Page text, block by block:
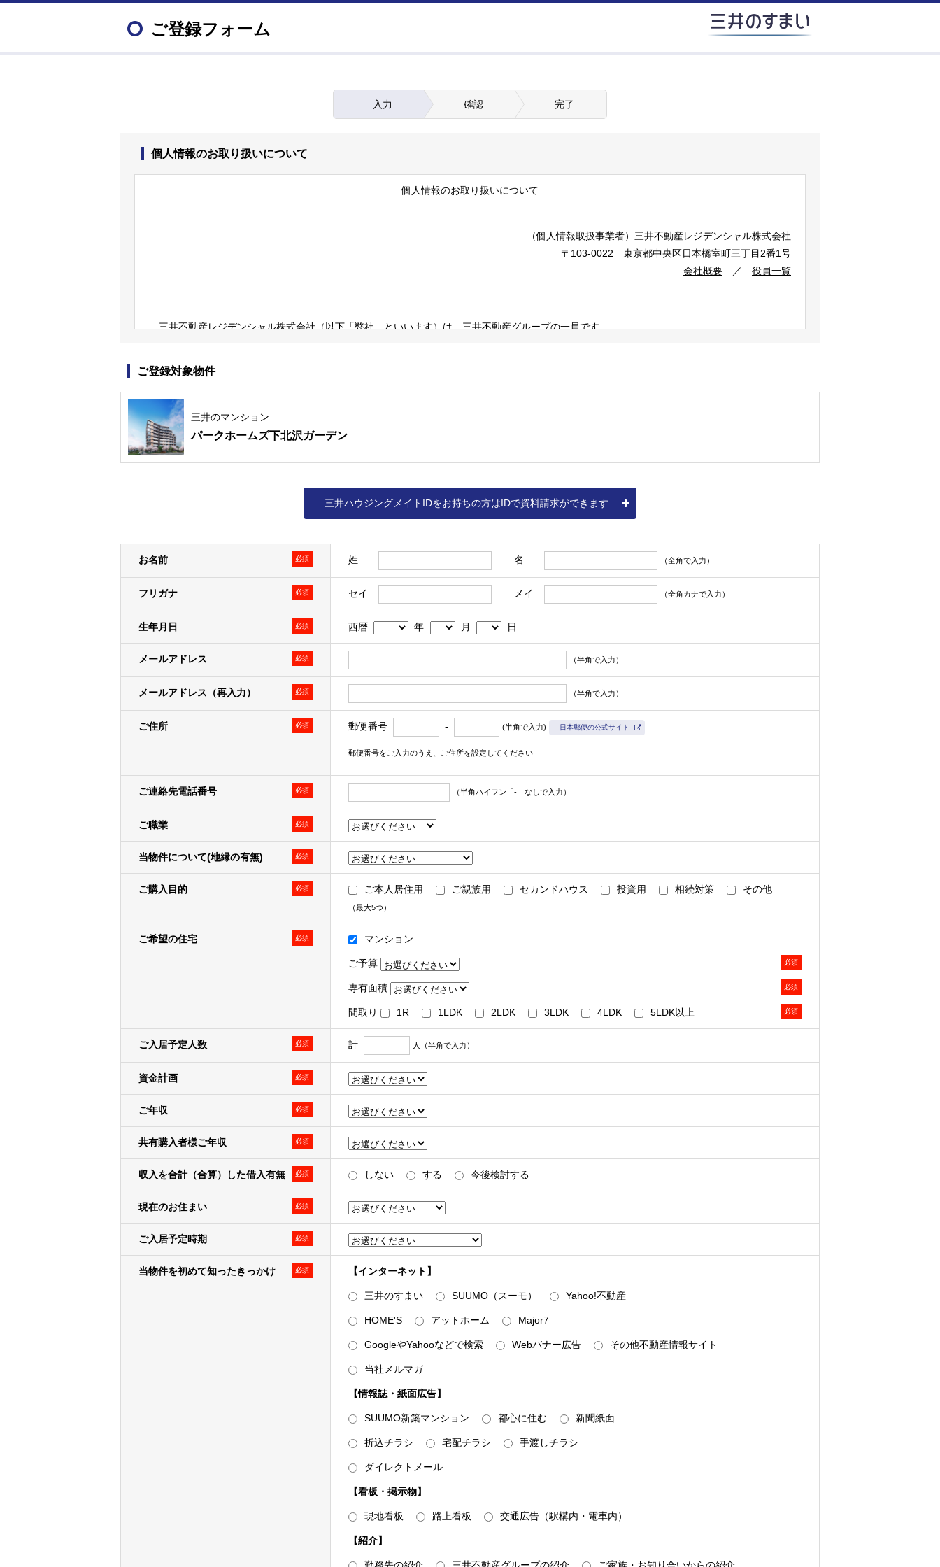
ご登録フォーム
入力 確認 完了
個人情報のお取り扱いについて
個人情報のお取り扱いについて
（個人情報取扱事業者） 三井不動産レジデンシャル株式会社
〒103-0022 東京都中央区日本橋室町三丁目2番1号
会社概要 ／ 役員一覧
三井不動産レジデンシャル株式会社（以下「弊社」といいます）は、三井不動産グループの一員です。
なお、弊社の個人情報保護方針および個人情報の取扱いにつきましては、以下をご覧ください。
個人情報の取扱いについて
１．弊社は、資料請求・物件エントリーいただいた方、物件に来場いただいた方、ならびに売買契約を締結いただいた方（以下「お客様」といい
ます）に関する以下記載の個人情報（以下「お客様情報」といいます）を取得し、以下の各条の目的、利用範囲にて利用いたします。
＜例として、以下の情報を取得します＞
で、物件来場後に不動産取引に際して提供された情報を含みます）
• WEBサイトの閲覧履歴
２．お客様は、登録した情報に変更があった場合、下記「個人情報に関するお問い合わせ窓口」に記載の各窓口へ連絡のうえ登録情報を変更する
ものとします。変更登録がなされなかった場合、お客様はサービスの提供を受けられないなどの不利益を被ることがありますが、弊社に帰責事由
がない限り、弊社は責任を負いません。
弊社および弊社のグループ各社（三井不動産株式会社および三井不動産株式会社の有価証券報告書等に記載されている連結子会社とし、以下同
じとします）は、お客様情報を以下の利用目的の達成に必要な範囲で利用いたします。
１．弊社の事業に関する商品・サービスの提供のため
＜例として、以下の利用目的が含まれます＞
• 不動産に関するお客様との契約や取引の履行
• 提供する不動産の管理・運営
• お客様との取引やサービスの提供に関する郵便物・電子メール・電話等による連絡、問い合わせ対応
２．弊社および弊社のグループ各社の取り扱うお客様の衣･食･住･遊･働に関わる商品・サービスの紹介
＜例として、以下の利用目的が含まれます＞
• 各種セミナー・キャンペーン・イベントの案内
※2
定して出稿内容を変える広告手法）の配信
※1・※2・※3弊社または弊社のグループ各社が取得した取引履歴等の情報を分析し、お客様の属性・興味関心等を推定した上での案内を含み
ます。上記の案内・配信・提供は電話、封書葉書等、メールマガジン、またはダイレクトメール等により行います。
３．弊社および弊社のグループ各社の取り扱うお客様の衣･食･住･遊･働に関わる、商品・サービスの開発・改善、ならびに弊社および弊社のグル
＜例として、以下の利用目的が含まれます＞
• 新規事業の企画、新商品の開発、既存商品・サービスの改善
• アンケートの実施
• 顧客動向分析
• 販売促進活動の効果検証､販売促進計画の策定
４．上記利用目的１～３の達成にあたり第三者に提供するため
弊社は、第三者であるデータ提供サービス事業者からCookieや広告ID（スマートフォン端末の識別子）等（以下「Cookie等」といいます）によ
ます。
また、弊社のグループ各社からCookie等により収集されたWebの閲覧・利用履歴およびその分析結果を取得し、これをお客様の個人データと紐
づけたうえで、上記「利用目的」に記載した1.～3.の利用目的の達成に必要な範囲で利用いたします。
プ各社、住宅事業の共同事業者などの第三者に提供することがあります。
２．提供するお客様情報は、氏名、住所、電話番号のほか、各利用目的の達成のために必要な項目とさせていただきますが、必要最低限の項目に
資料請求・物件エントリーおよび物件来場の際に登録いただいた事項
• 不動産取引の際に届出いただいた事項（取引した物件名・価格・対応履歴・不動産引渡し後の連絡先等を含みます）
• 住宅事業の共同事業者、事業主、販売業務の委託先（販売代理会社・媒介会社等）、顧客紹介を受けた提携先
• 不動産引渡し後のレジデンシャル・カスタマーサービスにおける協力会社（施工会社、住宅設備会社等）
３．第三者に提供する場合は、書面、郵便物、電話、FAX、電子メール、電子媒体などを用いて行い、安全管理に十分に配慮して受け渡しを行う
ご登録対象物件
三井のマンション
パークホームズ下北沢ガーデン
三井ハウジングメイトIDをお持ちの方はIDで資料請求ができます
お名前 必須 姓 名 （全角で入力）
フリガナ 必須 セイ メイ （全角カナで入力）
生年月日 必須 西暦 年 月 日
メールアドレス 必須 （半角で入力）
メールアドレス（再入力） 必須 （半角で入力）
ご住所 必須 郵便番号 - (半角で入力) 日本郵便の公式サイト
郵便番号をご入力のうえ、ご住所を設定してください
ご連絡先電話番号 必須 （半角ハイフン「-」なしで入力）
ご職業 必須
当物件について(地縁の有無) 必須
ご購入目的 必須 ご本人居住用 ご親族用 セカンドハウス 投資用 相続対策 その他
（最大5つ）
ご希望の住宅 必須 マンション
ご予算 必須
専有面積 必須
間取り 1R 1LDK 2LDK 3LDK 4LDK 5LDK以上 必須
ご入居予定人数 必須 計 人（半角で入力）
資金計画 必須
ご年収 必須
共有購入者様ご年収 必須
収入を合計（合算）した借入有無 必須 しない する 今後検討する
現在のお住まい 必須
ご入居予定時期 必須
当物件を初めて知ったきっかけ 必須 【インターネット】
三井のすまい SUUMO（スーモ） Yahoo!不動産
HOME'S アットホーム Major7
GoogleやYahooなどで検索 Webバナー広告 その他不動産情報サイト
当社メルマガ
【情報誌・紙面広告】
SUUMO新築マンション 都心に住む 新聞紙面
折込チラシ 宅配チラシ 手渡しチラシ
ダイレクトメール
【看板・掲示物】
現地看板 路上看板 交通広告（駅構内・電車内）
【紹介】